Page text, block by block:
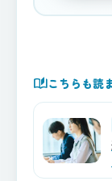
auto_storiesこちらも読